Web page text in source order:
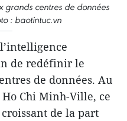
grands centres de données
: baotintuc.vn
de redéfinir le
de données. Au
Chi Minh-Ville, ce
de la part